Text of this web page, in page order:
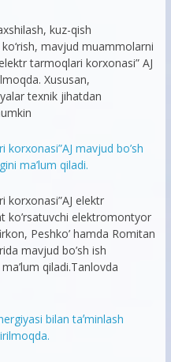
kuz-qish
mavjud muammolarni
tarmoqlari korxonasi” AJ
Xususan,
texnik jihatdan
mavjud bo’sh
ma’lum qiladi.
korxonasi”AJ elektr
ko’rsatuvchi elektromontyor
Peshko’ hamda Romitan
mavjud bo’sh ish
qiladi.Tanlovda
bilan taʼminlash